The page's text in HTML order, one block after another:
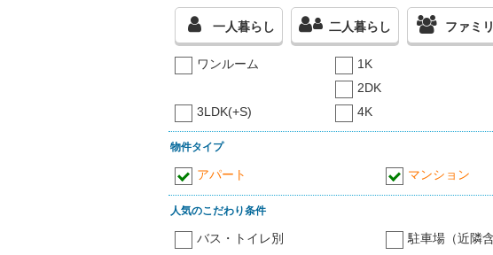
一人暮らし 二人暮らし ファミ
ワンルーム 1K
2DK
3LDK(+S)
4K
物件タイプ
アパート マンション
人気のこだわり条件
バス・トイレ別 駐車場（近隣含